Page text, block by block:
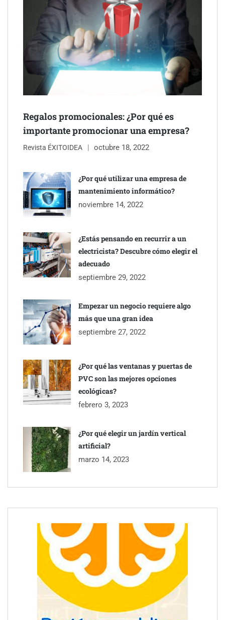
entrevistas y fotografía editorial
inmobiliarios: hasta 82% de ahorro por cobro
Gestoría Online reduce a unas horas el alta de autónomo
Regalos promocionales: ¿Por qué es
importante promocionar una empresa?
Revista ÉXITOIDEA octubre 18, 2022
¿Por qué utilizar una empresa de
mantenimiento informático?
noviembre 14, 2022
¿Estás pensando en recurrir a un
electricista? Descubre cómo elegir el
adecuado
septiembre 29, 2022
Empezar un negocio requiere algo
más que una gran idea
septiembre 27, 2022
¿Por qué las ventanas y puertas de
PVC son las mejores opciones
ecológicas?
febrero 3, 2023
¿Por qué elegir un jardín vertical
artificial?
marzo 14, 2023